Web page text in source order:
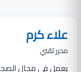
علاء كرم
محرر تقني